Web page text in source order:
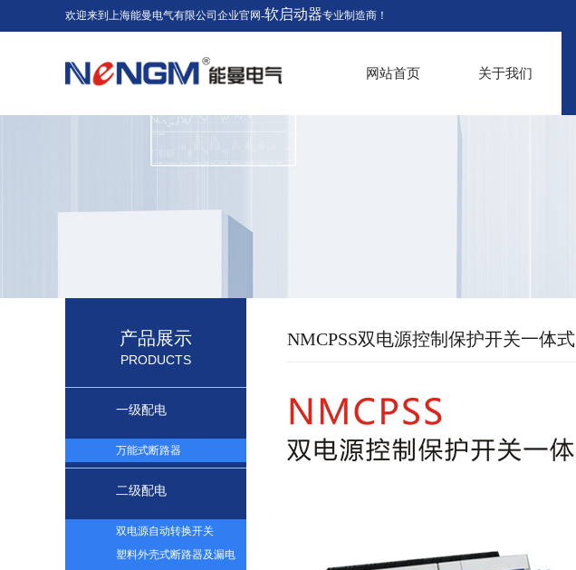
欢迎来到上海能曼电气有限公司企业官网-软启动器专业制造商！
网站首页 关于我们
产品展示
PRODUCTS
一级配电
万能式断路器
二级配电
双电源自动转换开关
塑料外壳式断路器及漏电
NMCPSS双电源控制保护开关一体式